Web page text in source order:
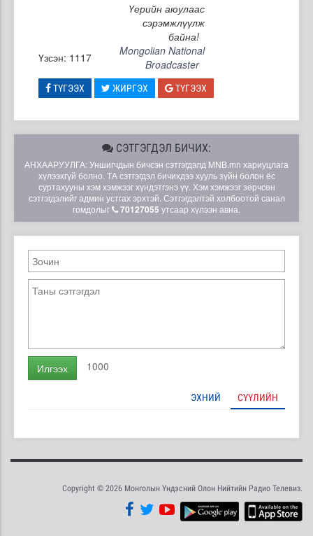
Үерийн аюулаас
сэрэмжлүүлж
байна!
Үзсэн: 1117
Mongolian National
Broadcaster
ТҮГЭЭХ ЖИРГЭХ ТҮГЭЭХ
СЭТГЭГДЭЛ БИЧИХ:
АНХААРУУЛГА: Уншигчдын бичсэн сэтгэгдэлд MNB.mn хариуцлага
хүлээхгүй болно. ТА сэтгэгдэл бичихдээ хууль зүйн болон ёс
суртахууны хэм хэмжээг хүндэтгэнэ үү. Хэм хэмжээг зөрчсөн
сэтгэгдэлийг админ устгах эрхтэй. Сэтгэгдэлтэй холбоотой санал
гомдолыг
70127055 утсаар хүлээн авна.
Илгээх 1000
ЭХНИЙ СҮҮЛИЙН
Copyright © 2026 Монголын Үндэсний Олон Нийтийн Радио Телевиз.